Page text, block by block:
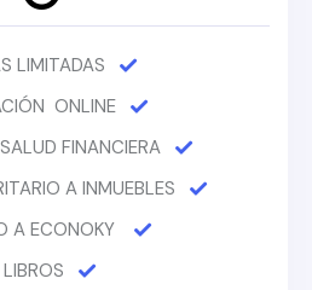
LIMITADAS
ONLINE
FINANCIERA
A INMUEBLES
A ECONOKY